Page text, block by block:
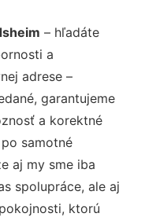
– hľadáte
a
adrese –
garantujeme
a korektné
samotné
aj my sme iba
spolupráce, ale aj
ktorú